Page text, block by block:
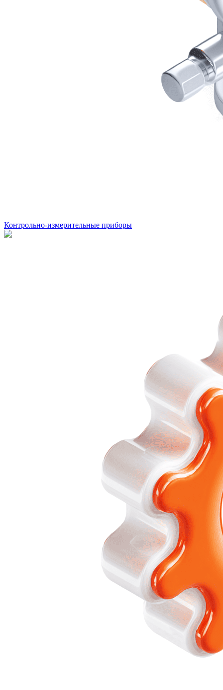
Контрольно-измерительные приборы